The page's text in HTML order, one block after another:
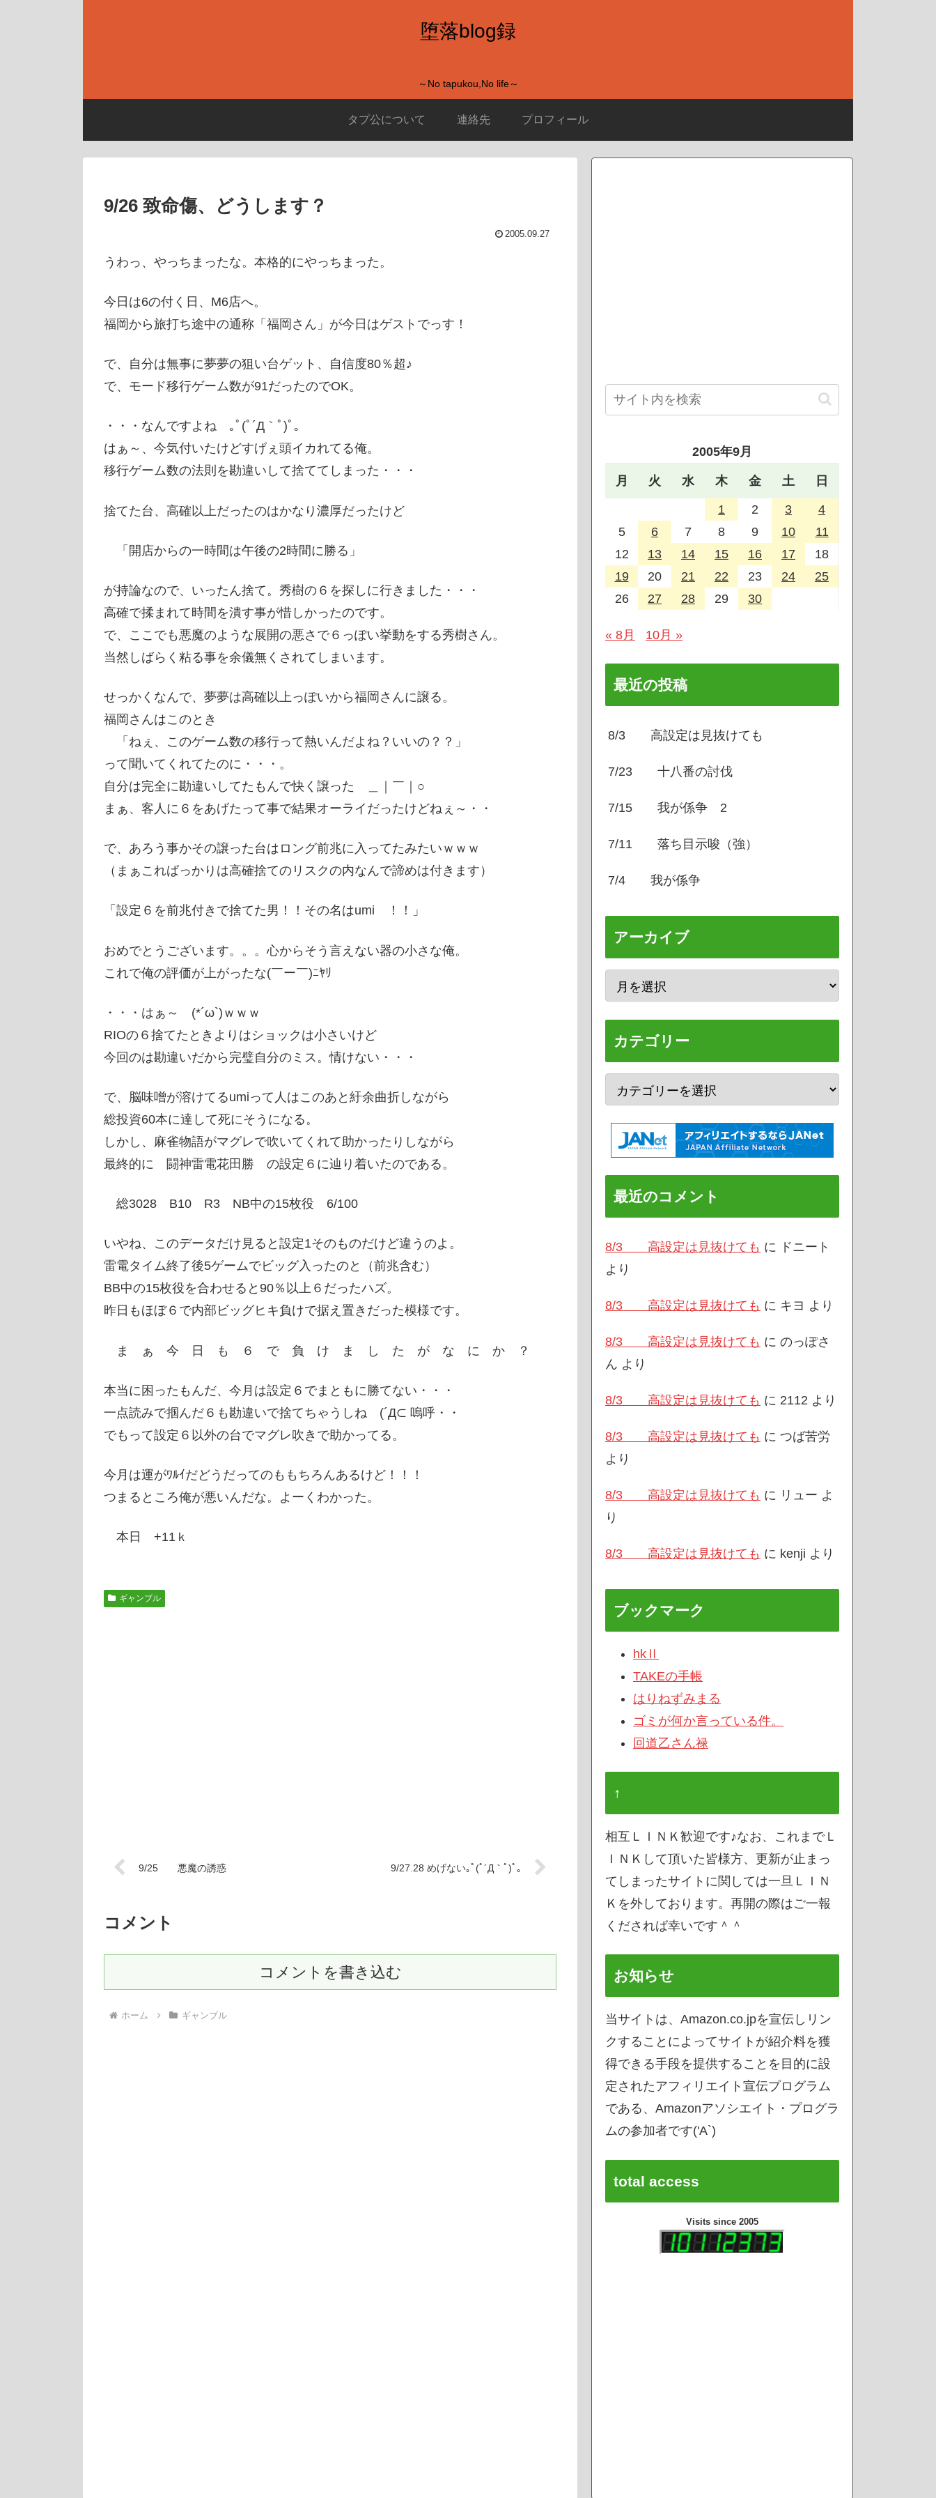
堕落blog録
～No tapukou,No life～
タプ公について 連絡先 プロフィール
9/26 致命傷、どうします？
2005.09.27
うわっ、やっちまったな。本格的にやっちまった。
今日は6の付く日、M6店へ。
福岡から旅打ち途中の通称「福岡さん」が今日はゲストでっす！
で、自分は無事に夢夢の狙い台ゲット、自信度80％超♪
で、モード移行ゲーム数が91だったのでOK。
・・・なんですよね ｡ﾟ(ﾟ´Д｀ﾟ)ﾟ｡
はぁ～、今気付いたけどすげぇ頭イカれてる俺。
移行ゲーム数の法則を勘違いして捨ててしまった・・・
捨てた台、高確以上だったのはかなり濃厚だったけど
「開店からの一時間は午後の2時間に勝る」
が持論なので、いったん捨て。秀樹の６を探しに行きました・・・
高確で揉まれて時間を潰す事が惜しかったのです。
で、ここでも悪魔のような展開の悪さで６っぽい挙動をする秀樹さん。
当然しばらく粘る事を余儀無くされてしまいます。
せっかくなんで、夢夢は高確以上っぽいから福岡さんに譲る。
福岡さんはこのとき
「ねぇ、このゲーム数の移行って熱いんだよね？いいの？？」
って聞いてくれてたのに・・・。
自分は完全に勘違いしてたもんで快く譲った ＿｜￣｜○
まぁ、客人に６をあげたって事で結果オーライだったけどねぇ～・・
で、あろう事かその譲った台はロング前兆に入ってたみたいｗｗｗ
（まぁこればっかりは高確捨てのリスクの内なんで諦めは付きます）
「設定６を前兆付きで捨てた男！！その名はumi ！！」
おめでとうございます。。。心からそう言えない器の小さな俺。
これで俺の評価が上がったな(￣ー￣)ﾆﾔﾘ
・・・はぁ～ (*´ω`)ｗｗｗ
RIOの６捨てたときよりはショックは小さいけど
今回のは勘違いだから完璧自分のミス。情けない・・・
で、脳味噌が溶けてるumiって人はこのあと紆余曲折しながら
総投資60本に達して死にそうになる。
しかし、麻雀物語がマグレで吹いてくれて助かったりしながら
最終的に 闘神雷電花田勝 の設定６に辿り着いたのである。
総3028 B10 R3 NB中の15枚役 6/100
いやね、このデータだけ見ると設定1そのものだけど違うのよ。
雷電タイム終了後5ゲームでビッグ入ったのと（前兆含む）
BB中の15枚役を合わせると90％以上６だったハズ。
昨日もほぼ６で内部ビッグヒキ負けで据え置きだった模様です。
ま ぁ 今 日 も ６ で 負 け ま し た が な に か ？
本当に困ったもんだ、今月は設定６でまともに勝てない・・・
一点読みで掴んだ６も勘違いで捨てちゃうしね (´Д⊂ 嗚呼・・
でもって設定６以外の台でマグレ吹きで助かってる。
今月は運がﾜﾙｲだどうだってのももちろんあるけど！！！
つまるところ俺が悪いんだな。よーくわかった。
本日 +11ｋ
ギャンブル
9/25 悪魔の誘惑 9/27.28 めげない｡ﾟ(ﾟ´Д｀ﾟ)ﾟ｡
コメント
コメントを書き込む
ホーム ギャンブル
2005年9月
月 火 水 木 金 土 日
1 2 3
4
5
6 7 8 9 10
11
12
13 14 15 16 17
18
19
20 21 22 23 24
25
26
27 28 29 30
« 8月 10月 »
最近の投稿
8/3 高設定は見抜けても
7/23 十八番の討伐
7/15 我が係争 2
7/11 落ち目示唆（強）
7/4 我が係争
アーカイブ
カテゴリー
最近のコメント
8/3 高設定は見抜けても に
ドニート
より
8/3 高設定は見抜けても に キヨ より
8/3 高設定は見抜けても に のっぽさ
ん より
8/3 高設定は見抜けても に 2112 より
8/3 高設定は見抜けても に つば苦労
より
8/3 高設定は見抜けても に リュー よ
り
8/3 高設定は見抜けても に kenji より
ブックマーク
hkⅡ
TAKEの手帳
はりねずみまる
ゴミが何か言っている件。
回道乙さん禄
↑
相互ＬＩＮＫ歓迎です♪なお、これまでＬ
ＩＮＫして頂いた皆様方、更新が止まっ
てしまったサイトに関しては一旦ＬＩＮ
Ｋを外しております。再開の際はご一報
くだされば幸いです＾＾
お知らせ
当サイトは、Amazon.co.jpを宣伝しリン
クすることによってサイトが紹介料を獲
得できる手段を提供することを目的に設
定されたアフィリエイト宣伝プログラム
である、Amazonアソシエイト・プログラ
ムの参加者です('A`)
total access
Visits since 2005